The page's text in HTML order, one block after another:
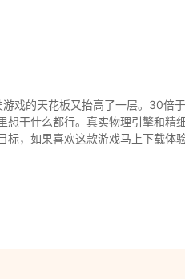
戏的天花板又抬高了一层。30倍
想干什么都行。真实物理引擎和精
，如果喜欢这款游戏马上下载体验